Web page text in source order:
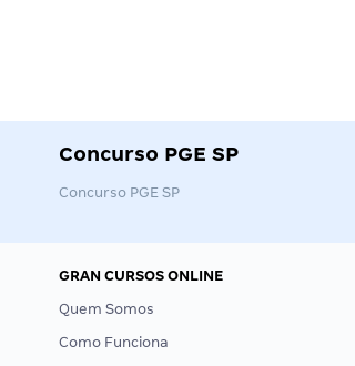
Concurso PGE SP
Concurso PGE SP
GRAN CURSOS ONLINE
Quem Somos
Como Funciona